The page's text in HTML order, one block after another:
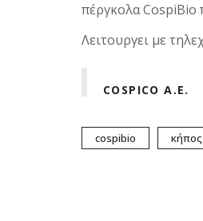
πέργκολα CospiBio
Λειτουργει με
COSPICO A.E.
cospibio κήπος